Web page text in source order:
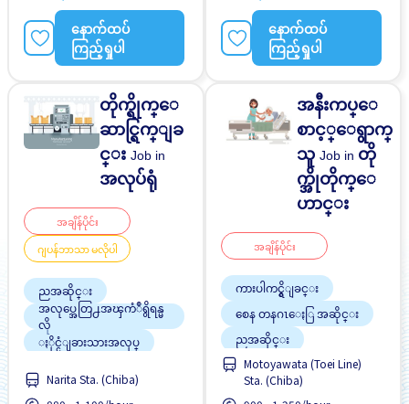
နောက်ထပ်
ကြည့်ရှုပါ
နောက်ထပ်
ကြည့်ရှုပါ
တိုက္ရိုက္ေ
ဆာင္ရြက္ျခ
င္းJob in
အလုပ်ရုံ
အချိန်ပိုင်း
ဂျပန်ဘာသာ မလိုပါ
ညအဆိုင္း
အလုပ္အေတြ႕အၾကံဳရွိရန္မ
လို
ႏိုင္ငံျခားသားအလုပ္
င္ေျပသည္
Narita Sta. (Chiba)
အနီးကပ္ေ
စာင့္ေရွာက္
သူJob in တို
က္အိုတိုက္ေ
ဟာင္း
အချိန်ပိုင်း
ကားပါကင္ရွိျခင္း
စေန တနဂၤေႏြ အဆိုင္း
ညအဆိုင္း
လမ္းစရိတ္ေပးသည္
အလုပ္အေတြ႕အၾကံဳရွိရန္မ
လို
Motoyawata (Toei Line)
Sta. (Chiba)